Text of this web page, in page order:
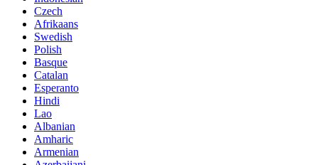
Czech
Afrikaans
Swedish
Polish
Basque
Catalan
Esperanto
Hindi
Lao
Albanian
Amharic
Armenian